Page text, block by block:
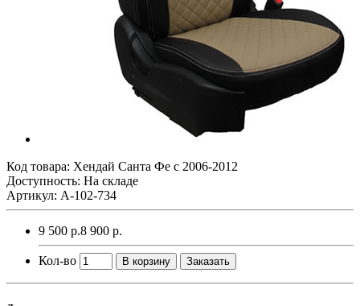
Код товара: Хендай Санта Фе с 2006-2012
Доступность: На складе
Артикул: A-102-734
9 500 р.8 900 р.
Кол-во В корзину Заказать